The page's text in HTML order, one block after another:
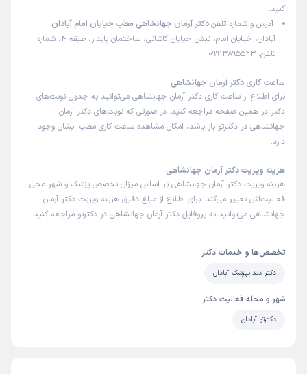
کنید:
آدرس و شماره تلفندکتر آرمان جهانشاهی مطب خیابان امام آبادان
آبادان، خیابان امام، نبش خیابان کاشانی، ساختمان پایدار، طبقه 4، شماره
تلفن: 09913895523
ساعت کاری دکتر آرمان جهانشاهی
برای اطلاع از ساعت کاری دکتر آرمان جهانشاهی می‌توانید به جدول نوبت‌های
دکتر در همین صفحه مراجعه کنید. در صورتی که نوبت‌های دکتر آرمان
جهانشاهی در دکترتو باز باشد، امکان مشاهده ساعت کاری مطب ایشان وجود
دارد.
هزینه ویزیت دکتر آرمان جهانشاهی
هزینه ویزیت دکتر آرمان جهانشاهی بر اساس میزان تخصص پزشک و شهر محل
فعالیت‌اش تغییر می‌کند. برای اطلاع از مبلغ دقیق هزینه ویزیت دکتر آرمان
جهانشاهی می‌توانید به پروفایل دکتر آرمان جهانشاهی در دکترتو مراجعه کنید.
تخصص‌ها و خدمات دکتر
دکتر دندانپزشک آبادان
شهر و محله فعالیت دکتر
دکترتو آبادان